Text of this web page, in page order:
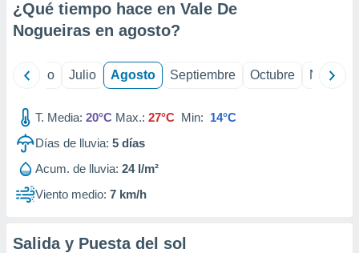
¿Qué tiempo hace en Vale De
Nogueiras en agosto?
Junio Julio Agosto Septiembre Octubre
T. Media: 20°C Max.: 27°C Min: 14°C
Días de lluvia: 5 días
Acum. de lluvia: 24 l/m²
Viento medio: 7 km/h
Salida y Puesta del sol